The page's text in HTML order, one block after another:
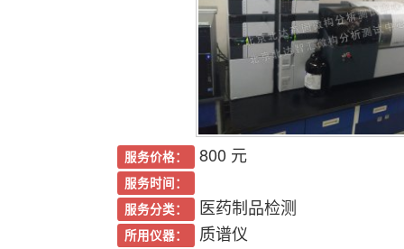
服务价格： 800 元
服务时间：
服务分类：
医药制品检测
所用仪器： 质谱仪